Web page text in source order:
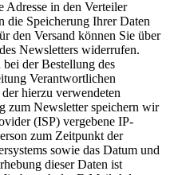
Adresse in den Verteiler
Speicherung Ihrer Daten
den Versand können Sie über
Newsletters widerrufen.
der Bestellung des
Verantwortlichen
hierzu verwendeten
zum Newsletter speichern wir
(ISP) vergebene IP-
zum Zeitpunkt der
sowie das Datum und
dieser Daten ist